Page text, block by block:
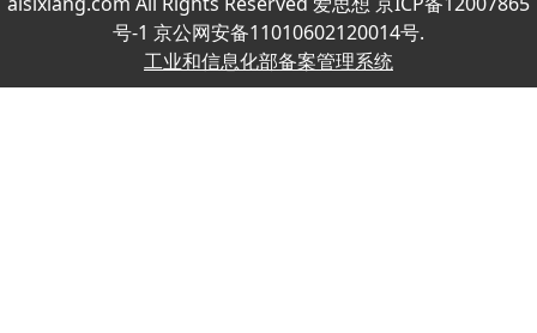
号-1 京公网安备11010602120014号.
工业和信息化部备案管理系统